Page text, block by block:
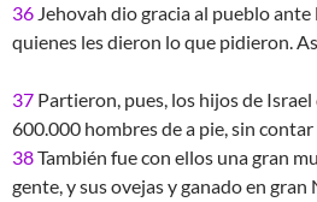
36 Jehovah dio gracia al pueblo
quienes les dieron lo que pidieron.
37 Partieron, pues, los hijos de Israel
600.000 hombres de a pie, sin
38También fue con ellos una gran
gente, y sus ovejas y ganado en gran